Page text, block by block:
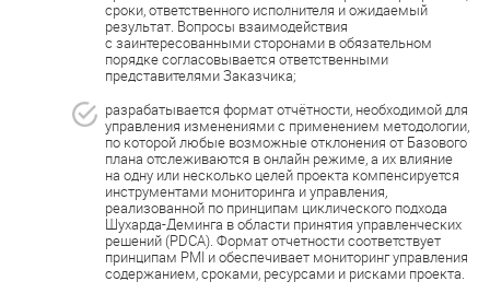
сроки, ответственного исполнителя и ожидаемый
результат. Вопросы взаимодействия
с заинтересованными сторонами в обязательном
порядке согласовывается ответственными
представителями Заказчика;
разрабатывается формат отчётности, необходимой для
управления изменениями с применением методологии,
по которой любые возможные отклонения от Базового
плана отслеживаются в онлайн режиме, а их влияние
на одну или несколько целей проекта компенсируется
инструментами мониторинга и управления,
реализованной по принципам циклического подхода
Шухарда-Деминга в области принятия управленческих
решений (PDCA). Формат отчетности соответствует
принципам PMI и обеспечивает мониторинг управления
содержанием, сроками, ресурсами и рисками проекта.